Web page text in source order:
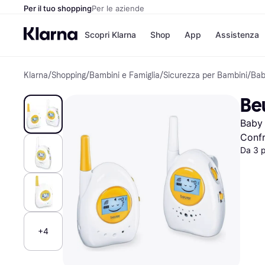
Per il tuo shoppingPer le aziende
Scopri Klarna
Opzioni di
Paga dopo 30 giorni
Finanziamento
Shop
Negozi
Unieuro
Media
eBay
Zalando
Elenco negozi
App Assistenza
Klarna/Shopping/Bambini e Famiglia/Sicurezza per Bambini/
+4
Da 3